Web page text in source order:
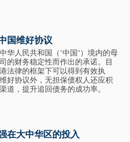
国维好协议
华人民共和国（“中国”）境内的母
的财务稳定性而作出的承诺。目
法律的框架下可以得到有效执
好协议外，无担保债权人还应积
道，提升追回债务的成功率。
在大中华区的投入